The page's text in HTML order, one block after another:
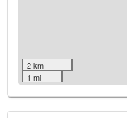
2 km
1 mi